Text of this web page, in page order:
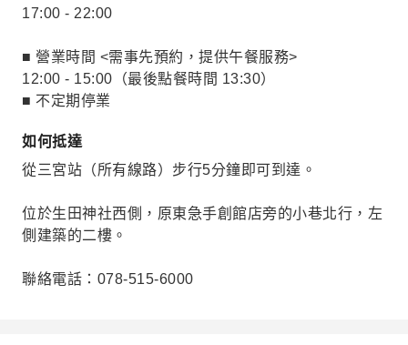
17:00 - 22:00
■ 營業時間 <需事先預約，提供午餐服務>
12:00 - 15:00（最後點餐時間 13:30）
■ 不定期停業
如何抵達
從三宮站（所有線路）步行5分鐘即可到達。
位於生田神社西側，原東急手創館店旁的小巷北行，左
側建築的二樓。
聯絡電話：078-515-6000